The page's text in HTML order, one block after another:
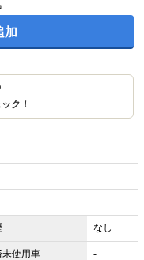
加
ク！
なし
未使用車 -